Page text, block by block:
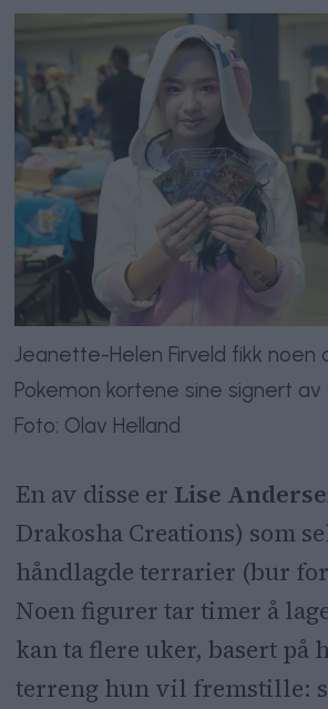
Jeanette-Helen Firveld fikk noen
Pokemon kortene sine signert av
Foto: Olav Helland
En av disse er Lise
Drakosha Creations) som
håndlagde terrarier (bur
Noen figurer tar timer å
kan ta flere uker, basert på
terreng hun vil fremstille: